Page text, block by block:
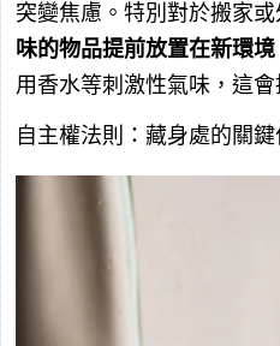
突變焦慮。特別對於搬家或
味的物品提前放置在新環境
用香水等刺激性氣味，這會
自主權法則：藏身處的關鍵